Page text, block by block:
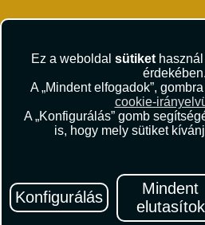
Ez a weboldal sütikethasznál
érdekében.
A „Mindent elfogadok”,
cookie-
A „Konfigurálás” gomb
is, hogy mely sütiket
Konfigurálás
Mindent
elutasítok
Médiaajánlat
Viszonteladás
Karrier
Pályázatok
Utazási Csomag Szerződési Feltételek
Útlemondás-biztosítás Szerződési